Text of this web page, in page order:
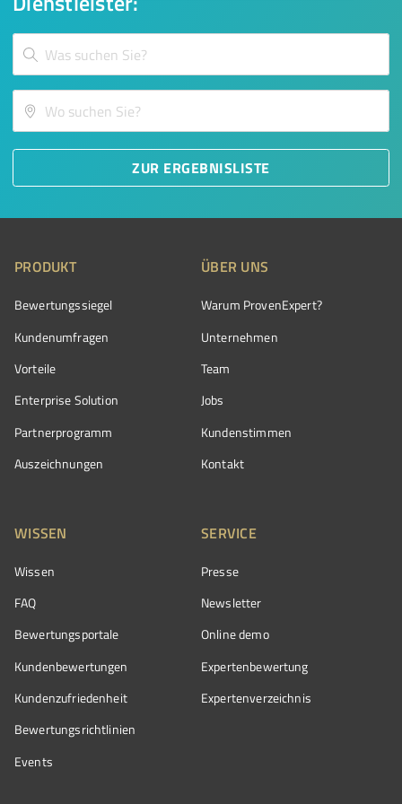
ZUR ERGEBNISLISTE
PRODUKT
Bewertungssiegel
Kundenumfragen
Vorteile
Enterprise Solution
Partnerprogramm
Auszeichnungen
ÜBER UNS
Warum ProvenExpert?
Unternehmen
Team
Jobs
Kundenstimmen
Kontakt
WISSEN
Wissen
FAQ
Bewertungsportale
Kundenbewertungen
Kundenzufriedenheit
Bewertungs­richtlinien
Events
SERVICE
Presse
Newsletter
Online demo
Expertenbewertung
Expertenverzeichnis